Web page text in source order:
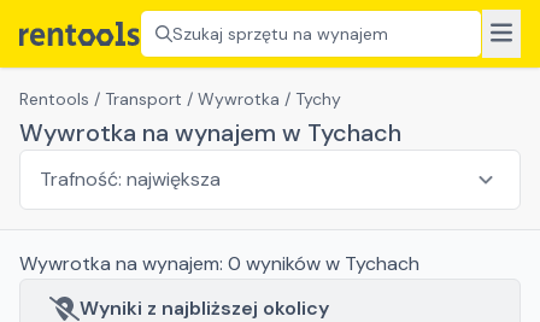
Szukaj sprzętu na wynajem
Rentools / Transport / Wywrotka / Tychy
Wywrotka na wynajem w Tychach
Wywrotka na wynajem: 0 wynikóww Tychach
Wyniki z najbliższej okolicy